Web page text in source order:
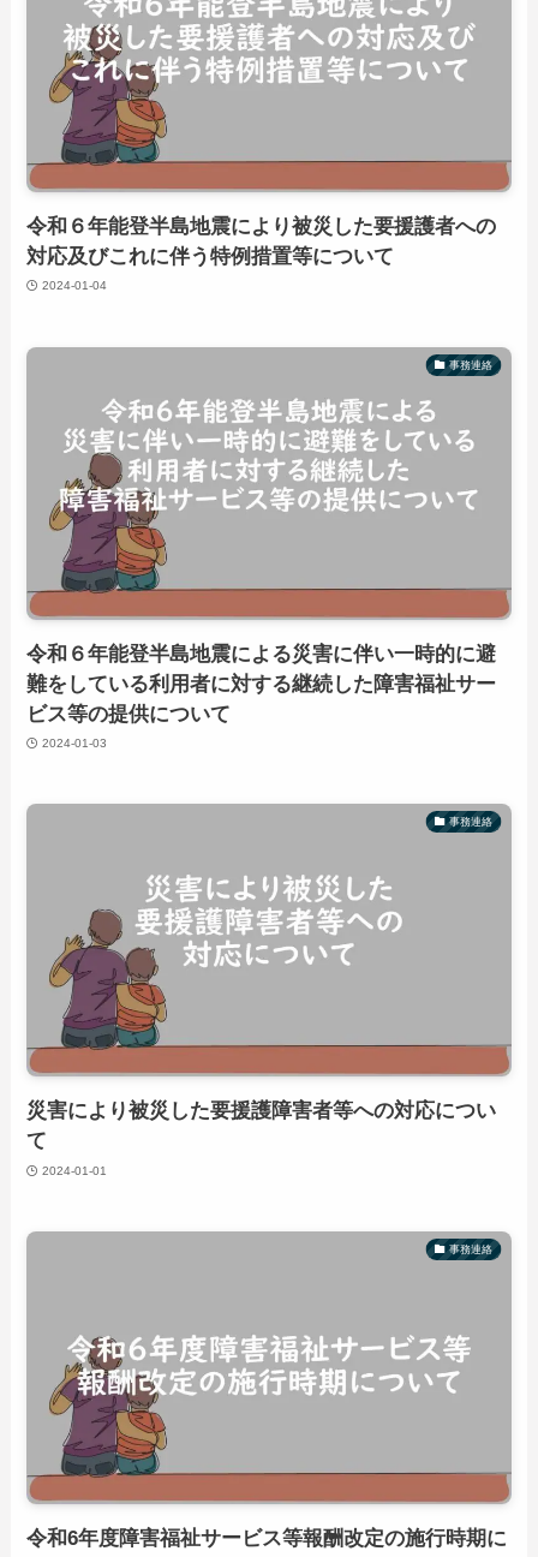
令和６年能登半島地震により被災した要援護者への
対応及びこれに伴う特例措置等について
2024-01-04
事務連絡
令和６年能登半島地震による災害に伴い一時的に避
難をしている利用者に対する継続した障害福祉サー
ビス等の提供について
2024-01-03
事務連絡
災害により被災した要援護障害者等への対応につい
て
2024-01-01
事務連絡
令和6年度障害福祉サービス等報酬改定の施行時期に